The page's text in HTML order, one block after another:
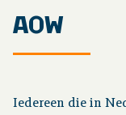
Gepensioneerd
Werkgever
AOW
Iedereen die in